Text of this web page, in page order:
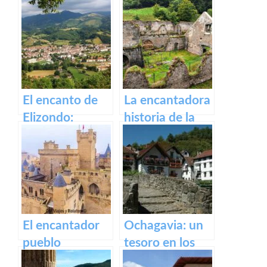
Castillo de Olite
Irati
El encanto de
Elizondo:
Descubre la
belleza de este
pueblo.
La encantadora
historia de la
antigua fábrica
de Orbaizeta
El encantador
pueblo
medieval de
Ochagavia: un
tesoro en los
Pirineos